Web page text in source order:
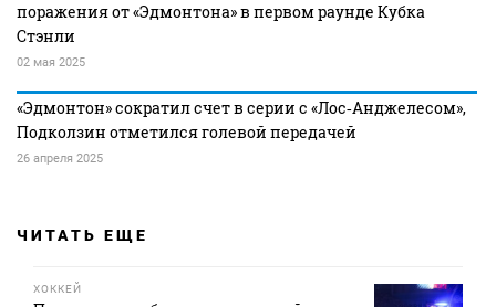
поражения от «Эдмонтона» в первом раунде Кубка
Стэнли
02 мая 2025
«Эдмонтон» сократил счет в серии с «Лос‑Анджелесом»,
Подколзин отметился голевой передачей
26 апреля 2025
ЧИТАТЬ ЕЩЕ
ХОККЕЙ